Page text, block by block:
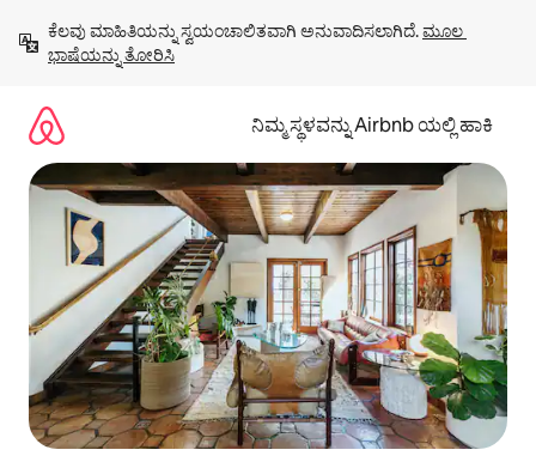
ಹೋಗಿ
ಕೆಲವು ಮಾಹಿತಿಯನ್ನು ಸ್ವಯಂಚಾಲಿತವಾಗಿ ಅನುವಾದಿಸಲಾಗಿದೆ. ಮೂಲ
ಭಾಷೆಯನ್ನು ತೋರಿಸಿ
ನಿಮ್ಮ ಸ್ಥಳವನ್ನು Airbnb ಯಲ್ಲಿ ಹಾಕಿ